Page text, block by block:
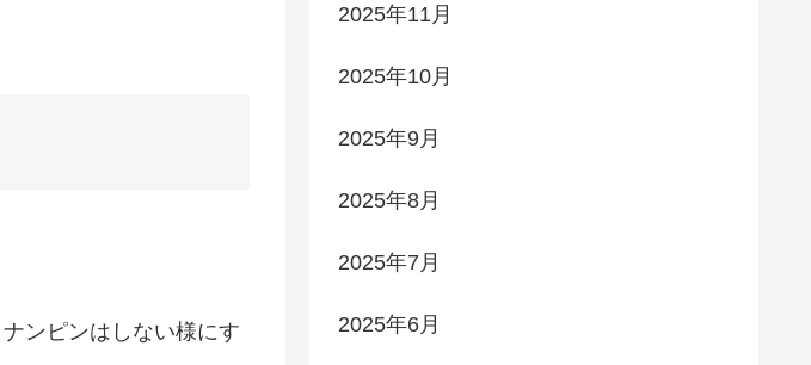
ンピンはしない様にす
2025年11月
2025年10月
2025年9月
2025年8月
2025年7月
2025年6月